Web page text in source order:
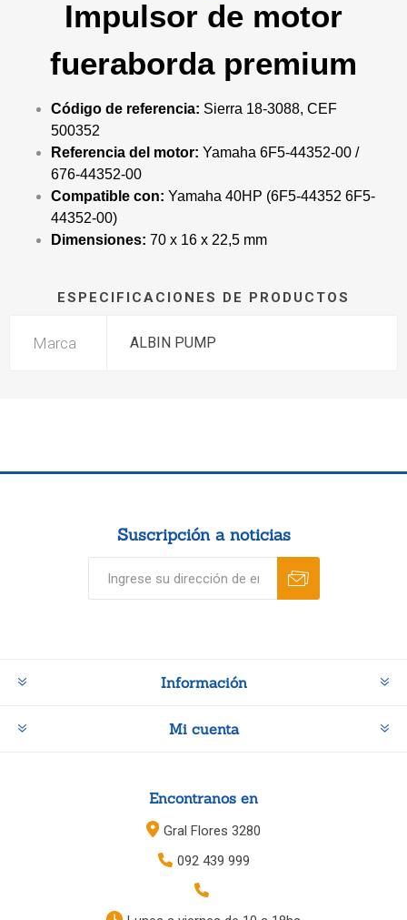
Impulsor de motor
fueraborda premium
Código de referencia: Sierra 18-3088, CEF
500352
Referencia del motor: Yamaha 6F5-44352-00 /
676-44352-00
Compatible con: Yamaha 40HP (6F5-44352 6F5-
44352-00)
Dimensiones: 70 x 16 x 22,5 mm
ESPECIFICACIONES DE PRODUCTOS
Marca ALBIN PUMP
Suscripción a noticias
Información
Mi cuenta
Encontranos en
Gral Flores 3280
092 439 999